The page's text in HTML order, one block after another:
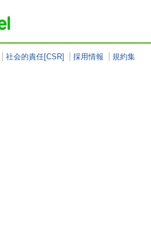
社会的責任[CSR] 採用情報
規約集